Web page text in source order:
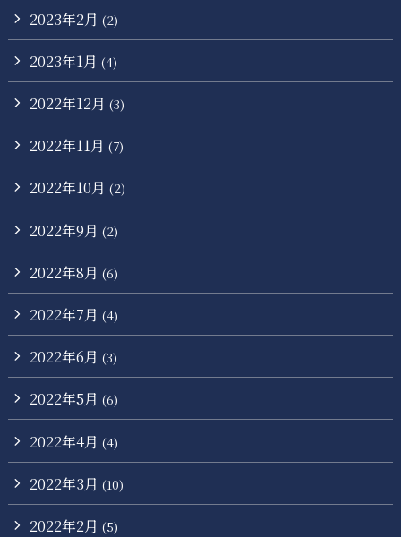
2023年2月 (2)
2023年1月 (4)
2022年12月 (3)
2022年11月 (7)
2022年10月 (2)
2022年9月 (2)
2022年8月 (6)
2022年7月 (4)
2022年6月 (3)
2022年5月 (6)
2022年4月 (4)
2022年3月 (10)
2022年2月 (5)